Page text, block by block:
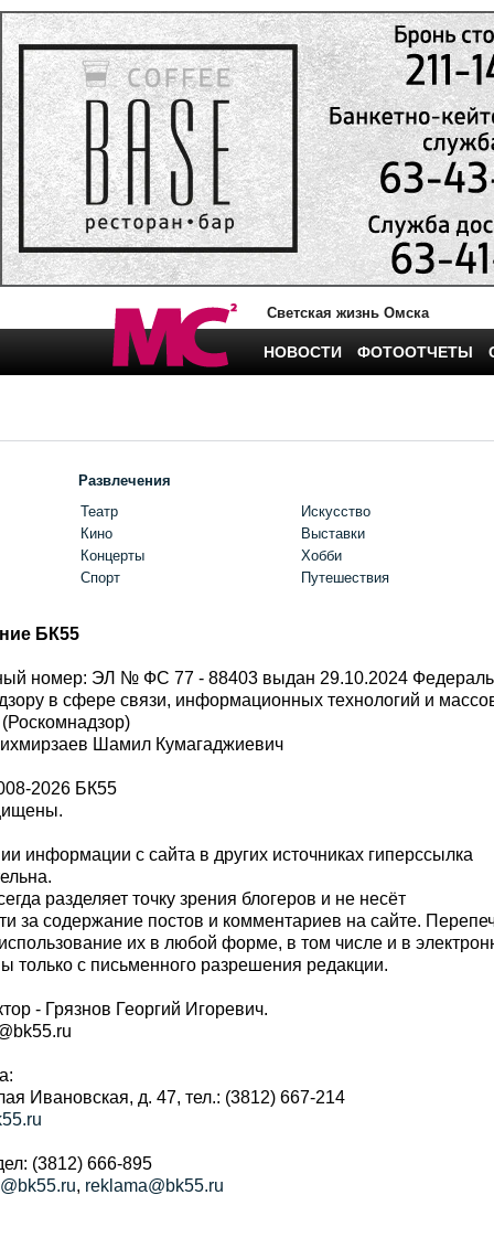
Светская жизнь Омска
НОВОСТИ ФОТООТЧЕТЫ
Развлечения
Театр
Кино
Концерты
Спорт
Искусство
Выставки
Хобби
Путешествия
БК55
номер: ЭЛ № ФС 77 - 88403 выдан 29.10.2024
в сфере связи, информационных технологий и
Шамил Кумагаджиевич
2026 БК55
информации с сайта в других источниках гиперссылка
разделяет точку зрения блогеров и не несёт
за содержание постов и комментариев на сайте.
их в любой форме, в том числе и в
с письменного разрешения редакции.
- Грязнов Георгий Игоревич.
Ивановская, д. 47, тел.: (3812) 667-214
(3812) 666-895
, reklama@bk55.ru